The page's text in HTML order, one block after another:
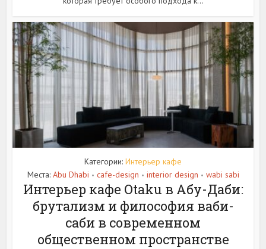
Категории: Интерьер кафе
Места: Abu Dhabi • cafe-design • interior design • wabi sabi
Интерьер кафе Otaku в Абу-Даби:
брутализм и философия ваби-
саби в современном
общественном пространстве